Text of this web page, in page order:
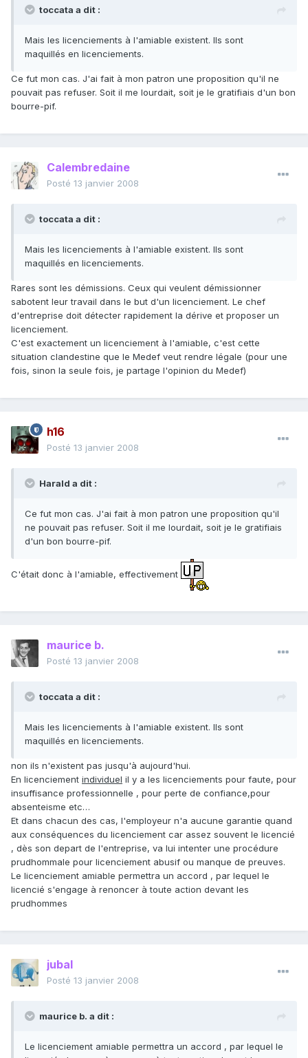
toccata a dit :
Mais les licenciements à l'amiable existent. Ils sont
maquillés en licenciements.
Ce fut mon cas. J'ai fait à mon patron une proposition qu'il ne
pouvait pas refuser. Soit il me lourdait, soit je le gratifiais d'un bon
bourre-pif.
Calembredaine
Posté 13 janvier 2008
toccata a dit :
Mais les licenciements à l'amiable existent. Ils sont
maquillés en licenciements.
Rares sont les démissions. Ceux qui veulent démissionner
sabotent leur travail dans le but d'un licenciement. Le chef
d'entreprise doit détecter rapidement la dérive et proposer un
licenciement.
C'est exactement un licenciement à l'amiable, c'est cette
situation clandestine que le Medef veut rendre légale (pour une
fois, sinon la seule fois, je partage l'opinion du Medef)
h16
Posté 13 janvier 2008
Harald a dit :
Ce fut mon cas. J'ai fait à mon patron une proposition qu'il
ne pouvait pas refuser. Soit il me lourdait, soit je le gratifiais
d'un bon bourre-pif.
C'était donc à l'amiable, effectivement
maurice b.
Posté 13 janvier 2008
toccata a dit :
Mais les licenciements à l'amiable existent. Ils sont
maquillés en licenciements.
non ils n'existent pas jusqu'à aujourd'hui.
En licenciement individuel il y a les licenciements pour faute, pour
insuffisance professionnelle , pour perte de confiance,pour
absenteisme etc…
Et dans chacun des cas, l'employeur n'a aucune garantie quand
aux conséquences du licenciement car assez souvent le licencié
, dès son depart de l'entreprise, va lui intenter une procédure
prudhommale pour licenciement abusif ou manque de preuves.
Le licenciement amiable permettra un accord , par lequel le
licencié s'engage à renoncer à toute action devant les
prudhommes
jubal
Posté 13 janvier 2008
maurice b. a dit :
Le licenciement amiable permettra un accord , par lequel le